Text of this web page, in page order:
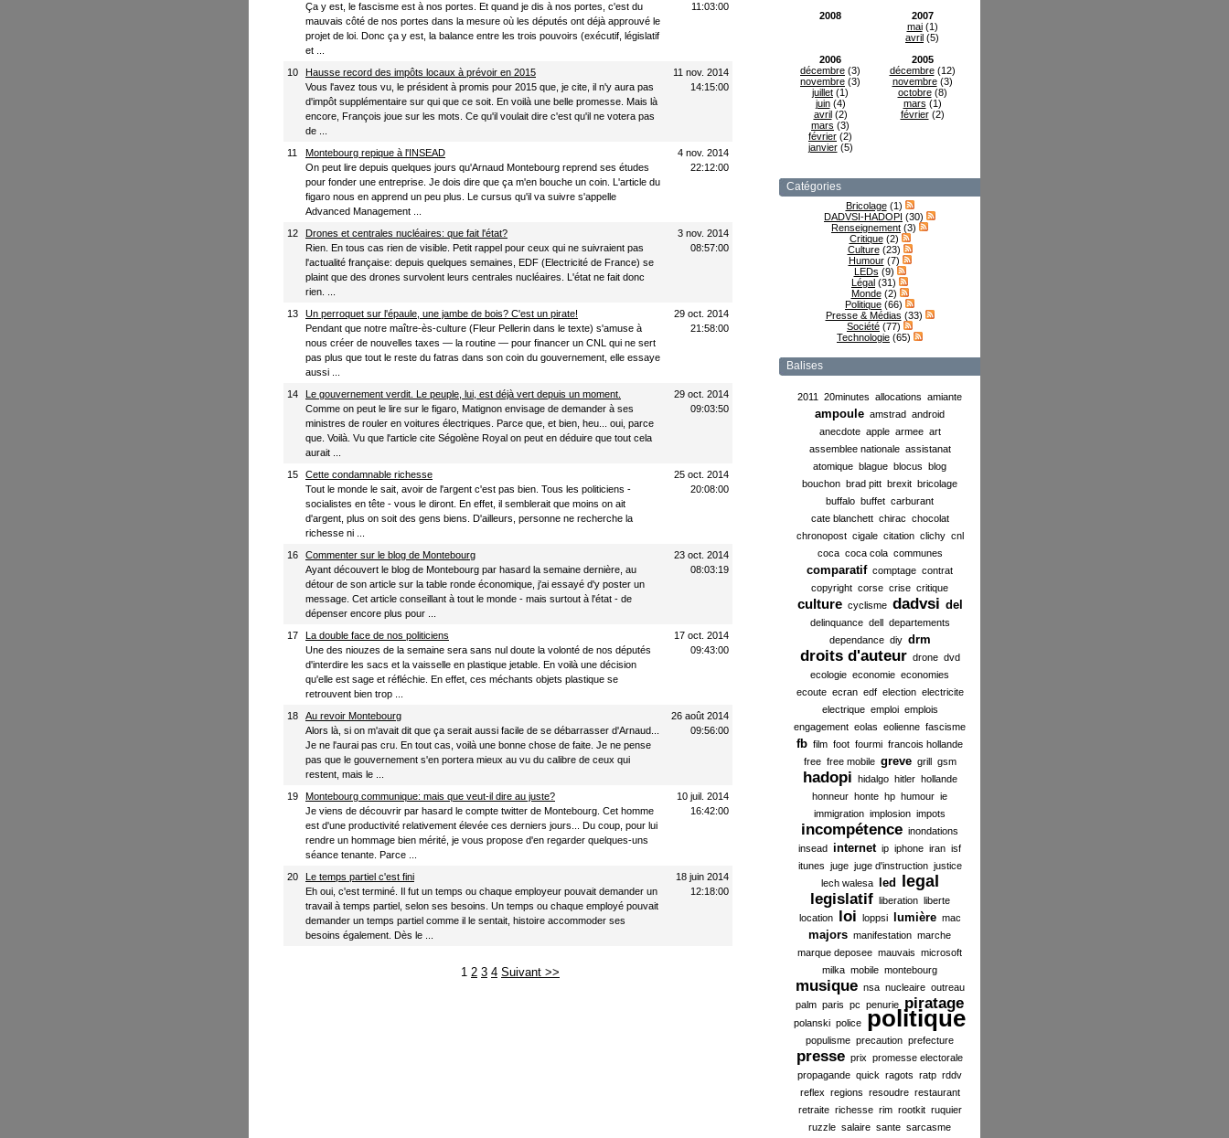
2008
2007
mai(1)
avril (5)
2006
décembre (3)
novembre (3)
juillet (1)
juin(4)
avril(2)
mars (3)
février (2)
janvier(5)
2005
décembre(12)
novembre(3)
octobre(8)
mars (1)
février(2)
Catégories
Bricolage(1)
DADVSI-HADOPI (30)
Renseignement (3)
Critique(2)
Culture(23)
Humour(7)
LEDs (9)
Légal (31)
Monde(2)
Politique (66)
Presse & Médias (33)
Société (77)
Technologie (65)
Balises
2011 20minutes allocations amiante
ampoule amstrad android
anecdote apple armee art
assemblee nationale assistanat
atomique blague blocus blog
bouchon brad pitt brexit bricolage
buffalo buffet carburant
cate blanchett chirac chocolat
chronopost cigale citation clichy cnl
coca coca cola communes
comparatif comptage contrat
copyright corse crise critique
culture cyclisme dadvsi del
delinquance dell departements
dependance diy drm
droits d'auteur drone dvd
ecologie economie economies
ecoute ecran edf election electricite
electrique emploi emplois
engagement eolas eolienne fascisme
fb film foot fourmi francois hollande
free free mobile greve grill gsm
hadopi hidalgo hitler hollande
honneur honte hp humour ie
immigration implosion impots
incompétence inondations
insead internet ip iphone iran isf
itunes juge juge d'instruction justice
lech walesa
led legal
legislatif liberation liberte
location
loi loppsi lumière mac
majors manifestation marche
marque deposee mauvais microsoft
milka mobile montebourg
musique nsa nucleaire outreau
palm paris pc penurie piratage
polanski police politique
populisme precaution prefecture
presse prix promesse electorale
propagande quick ragots ratp rddv
reflex regions resoudre restaurant
retraite richesse rim rootkit ruquier
ruzzle salaire sante sarcasme
Ça y est, le fascisme est à nos portes. Et quand je dis à nos portes, c'est du
mauvais côté de nos portes dans la mesure où les députés ont déjà approuvé le
projet de loi. Donc ça y est, la balance entre les trois pouvoirs (exécutif, législatif
et ...
11:03:00
10
Hausse record des impôts locaux à prévoir en 2015
Vous l'avez tous vu, le président à promis pour 2015 que, je cite, il n'y aura pas
d'impôt supplémentaire sur qui que ce soit. En voilà une belle promesse. Mais là
encore, François joue sur les mots. Ce qu'il voulait dire c'est qu'il ne votera pas
de ...
11 nov. 2014
14:15:00
11
Montebourg repique à l'INSEAD
On peut lire depuis quelques jours qu'Arnaud Montebourg reprend ses études
pour fonder une entreprise. Je dois dire que ça m'en bouche un coin. L'article du
figaro nous en apprend un peu plus. Le cursus qu'il va suivre s'appelle
Advanced Management ...
4 nov. 2014
22:12:00
12
Drones et centrales nucléaires: que fait l'état?
Rien. En tous cas rien de visible. Petit rappel pour ceux qui ne suivraient pas
l'actualité française: depuis quelques semaines, EDF (Electricité de France) se
plaint que des drones survolent leurs centrales nucléaires. L'état ne fait donc
rien. ...
3 nov. 2014
08:57:00
13
Un perroquet sur l'épaule, une jambe de bois? C'est un pirate!
Pendant que notre maître-ès-culture (Fleur Pellerin dans le texte) s'amuse à
nous créer de nouvelles taxes — la routine — pour financer un CNL qui ne sert
pas plus que tout le reste du fatras dans son coin du gouvernement, elle essaye
aussi ...
29 oct. 2014
21:58:00
14
Le gouvernement verdit. Le peuple, lui, est déjà vert depuis un moment.
Comme on peut le lire sur le figaro, Matignon envisage de demander à ses
ministres de rouler en voitures électriques. Parce que, et bien, heu... oui, parce
que. Voilà. Vu que l'article cite Ségolène Royal on peut en déduire que tout cela
aurait ...
29 oct. 2014
09:03:50
15
Cette condamnable richesse
Tout le monde le sait, avoir de l'argent c'est pas bien. Tous les politiciens -
socialistes en tête - vous le diront. En effet, il semblerait que moins on ait
d'argent, plus on soit des gens biens. D'ailleurs, personne ne recherche la
richesse ni ...
25 oct. 2014
20:08:00
16
Commenter sur le blog de Montebourg
Ayant découvert le blog de Montebourg par hasard la semaine dernière, au
détour de son article sur la table ronde économique, j'ai essayé d'y poster un
message. Cet article conseillant à tout le monde - mais surtout à l'état - de
dépenser encore plus pour ...
23 oct. 2014
08:03:19
17
La double face de nos politiciens
Une des niouzes de la semaine sera sans nul doute la volonté de nos députés
d'interdire les sacs et la vaisselle en plastique jetable. En voilà une décision
qu'elle est sage et réfléchie. En effet, ces méchants objets plastique se
retrouvent bien trop ...
17 oct. 2014
09:43:00
18
Au revoir Montebourg
Alors là, si on m'avait dit que ça serait aussi facile de se débarrasser d'Arnaud...
Je ne l'aurai pas cru. En tout cas, voilà une bonne chose de faite. Je ne pense
pas que le gouvernement s'en portera mieux au vu du calibre de ceux qui
restent, mais le ...
26 août 2014
09:56:00
19
Montebourg communique: mais que veut-il dire au juste?
Je viens de découvrir par hasard le compte twitter de Montebourg. Cet homme
est d'une productivité relativement élevée ces derniers jours... Du coup, pour lui
rendre un hommage bien mérité, je vous propose d'en regarder quelques-uns
séance tenante. Parce ...
10 juil. 2014
16:42:00
20
Le temps partiel c'est fini
Eh oui, c'est terminé. Il fut un temps ou chaque employeur pouvait demander un
travail à temps partiel, selon ses besoins. Un temps ou chaque employé pouvait
demander un temps partiel comme il le sentait, histoire accommoder ses
besoins également. Dès le ...
18 juin 2014
12:18:00
1 2 3 4 Suivant >>